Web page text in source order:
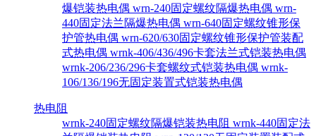
爆铠装热电偶 wrn-240固定螺纹隔爆热电偶 wrn-
440固定法兰隔爆热电偶 wrn-640固定螺纹锥形保
护管热电偶 wrn-620/630固定螺纹锥形保护管装配
式热电偶 wrnk-406/436/496卡套法兰式铠装热电偶
wrnk-206/236/296卡套螺纹式铠装热电偶 wrnk-
106/136/196无固定装置式铠装热电偶
热电阻
wrnk-240固定螺纹隔爆铠装热电阻 wrnk-440固定法